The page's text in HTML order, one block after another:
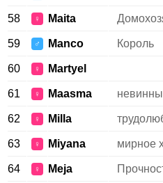
58 ♀ Maita
59 ♂ Manco Король
60 ♀ Martyel
61 ♀ Maasma
62 ♀ Milla
63 ♀ Miyana мирное
64 ♀ Meja